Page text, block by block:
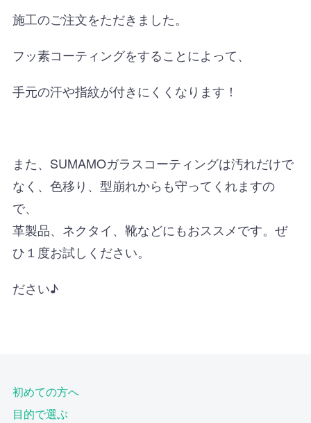
施工のご注文をただきました。
フッ素コーティングをすることによって、
手元の汗や指紋が付きにくくなります！
また、SUMAMOガラスコーティングは汚れだけで
なく、色移り、型崩れからも守ってくれますの
で、
革製品、ネクタイ、靴などにもおススメです。ぜ
ひ１度お試しください。
ださい♪
初めての方へ
目的で選ぶ